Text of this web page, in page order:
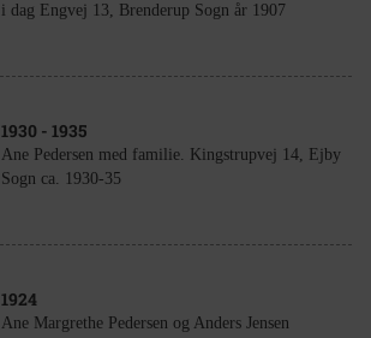
i dag Engvej 13, Brenderup Sogn år 1907
1930 - 1935
Ane Pedersen med familie. Kingstrupvej 14, Ejby
Sogn ca. 1930-35
1924
Ane Margrethe Pedersen og Anders Jensen